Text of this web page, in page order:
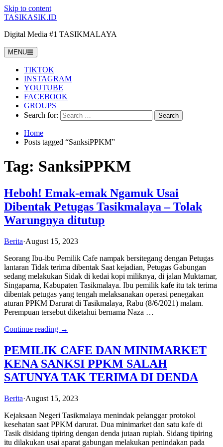
Skip to content
TASIKASIK.ID
Digital Media #1 TASIKMALAYA
MENU
TIKTOK
INSTAGRAM
YOUTUBE
FACEBOOK
GROUPS
Search for:
Home
Posts tagged “SanksiPPKM”
Tag: SanksiPPKM
Heboh! Emak-emak Ngamuk Usai
Dibentak Petugas Tasikmalaya – Tolak
Warungnya ditutup
Berita·August 15, 2023
Seorang Ibu-ibu Pemilik Cafe nampak bersitegang dengan Petugas
lantaran Tidak terima dibentak Saat kejadian, Petugas Gabungan
sedang melakukan Sidak di kedai kopi miliknya, di jalan Muktamar,
Singaparna, Kabupaten Tasikmalaya. Ibu pemilik kafe itu tak terima
dibentak petugas yang tengah melaksanakan operasi penegakan
aturan PPKM Darurat di Tasikmalaya, Rabu (8/6/2021) malam.
Perempuan tersebut diketahui bernama Naza …
Continue reading →
PEMILIK CAFE DAN MINIMARKET
KENA SANKSI PPKM SALAH
SATUNYA TAK TERIMA DI DENDA
Berita·August 15, 2023
Kejaksaan Negeri Tasikmalaya menindak pelanggar protokol
kesehatan saat PPKM darurat. Dua minimarket dan satu kafe di
Tasik disidang tipiring dengan denda jutaan rupiah. Sidang tipiring
itu dilakukan usai aparat gabungan melakukan penindakan pada